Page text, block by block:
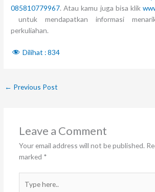
085810779967. Atau kamu juga bisa klik
untuk mendapatkan informasi
perkuliahan.
Dilihat :834
← Previous Post
Leave a Comment
Your email address will not be published.
marked *
here..